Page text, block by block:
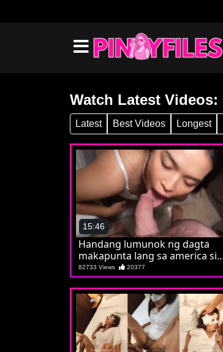
Watch Latest Videos:
Latest Best Videos Longest
15:46
Handang lumunok ng dagta
makapunta lang sa america si
Magda
82733 Views 20377